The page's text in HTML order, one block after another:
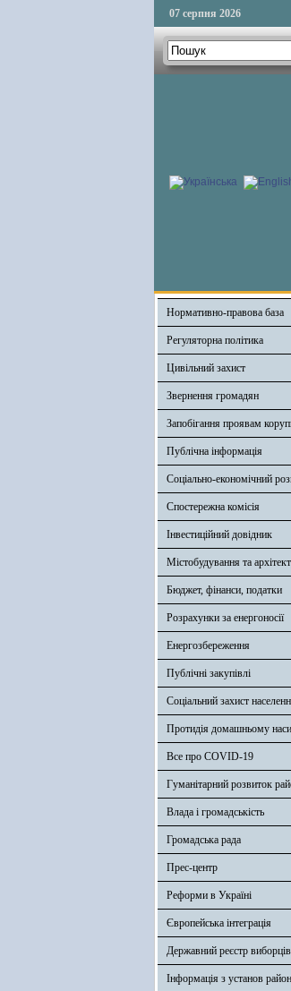
07 серпня 2026
Нормативно-правова база
Регуляторна політика
Цивільний захист
Звернення громадян
Запобігання проявам
Публічна інформація
Соціально-економічний
Спостережна комісія
Інвестиційний довідник
Містобудування та
Бюджет, фінанси, податки
Розрахунки за енергоносії
Енергозбереження
Публічні закупівлі
Соціальний захист
Протидія домашньому
Все про COVID-19
Гуманітарний розвиток
Влада і громадськість
Громадська рада
Прес-центр
Реформи в Україні
Європейська інтеграція
Державний реєстр виборців
Інформація з установ